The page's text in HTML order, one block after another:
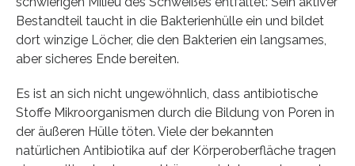
Bestandteil taucht in die Bakterienhülle ein und bildet
dort winzige Löcher, die den Bakterien ein langsames,
aber sicheres Ende bereiten.
Es ist an sich nicht ungewöhnlich, dass antibiotische
Stoffe Mikroorganismen durch die Bildung von Poren in
der äußeren Hülle töten. Viele der bekannten
natürlichen Antibiotika auf der Körperoberfläche tragen